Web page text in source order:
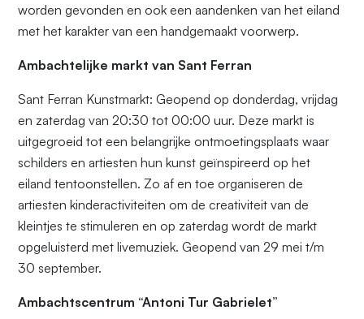
worden gevonden en ook een aandenken van het eiland
met het karakter van een handgemaakt voorwerp.
Ambachtelijke markt van Sant Ferran
Sant Ferran Kunstmarkt: Geopend op donderdag, vrijdag
en zaterdag van 20:30 tot 00:00 uur. Deze markt is
uitgegroeid tot een belangrijke ontmoetingsplaats waar
schilders en artiesten hun kunst geïnspireerd op het
eiland tentoonstellen. Zo af en toe organiseren de
artiesten kinderactiviteiten om de creativiteit van de
kleintjes te stimuleren en op zaterdag wordt de markt
opgeluisterd met livemuziek. Geopend van 29 mei t/m
30 september.
Ambachtscentrum “Antoni Tur Gabrielet”